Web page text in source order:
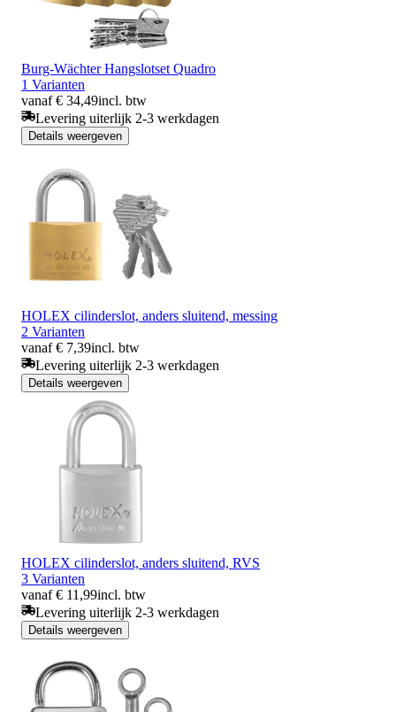
Burg-Wächter Hangslotset Quadro
1 Varianten
vanaf € 34,49incl. btw
Levering uiterlijk 2-3 werkdagen
Details weergeven
HOLEX cilinderslot, anders sluitend, messing
2 Varianten
vanaf € 7,39incl. btw
Levering uiterlijk 2-3 werkdagen
Details weergeven
HOLEX cilinderslot, anders sluitend, RVS
3 Varianten
vanaf € 11,99incl. btw
Levering uiterlijk 2-3 werkdagen
Details weergeven